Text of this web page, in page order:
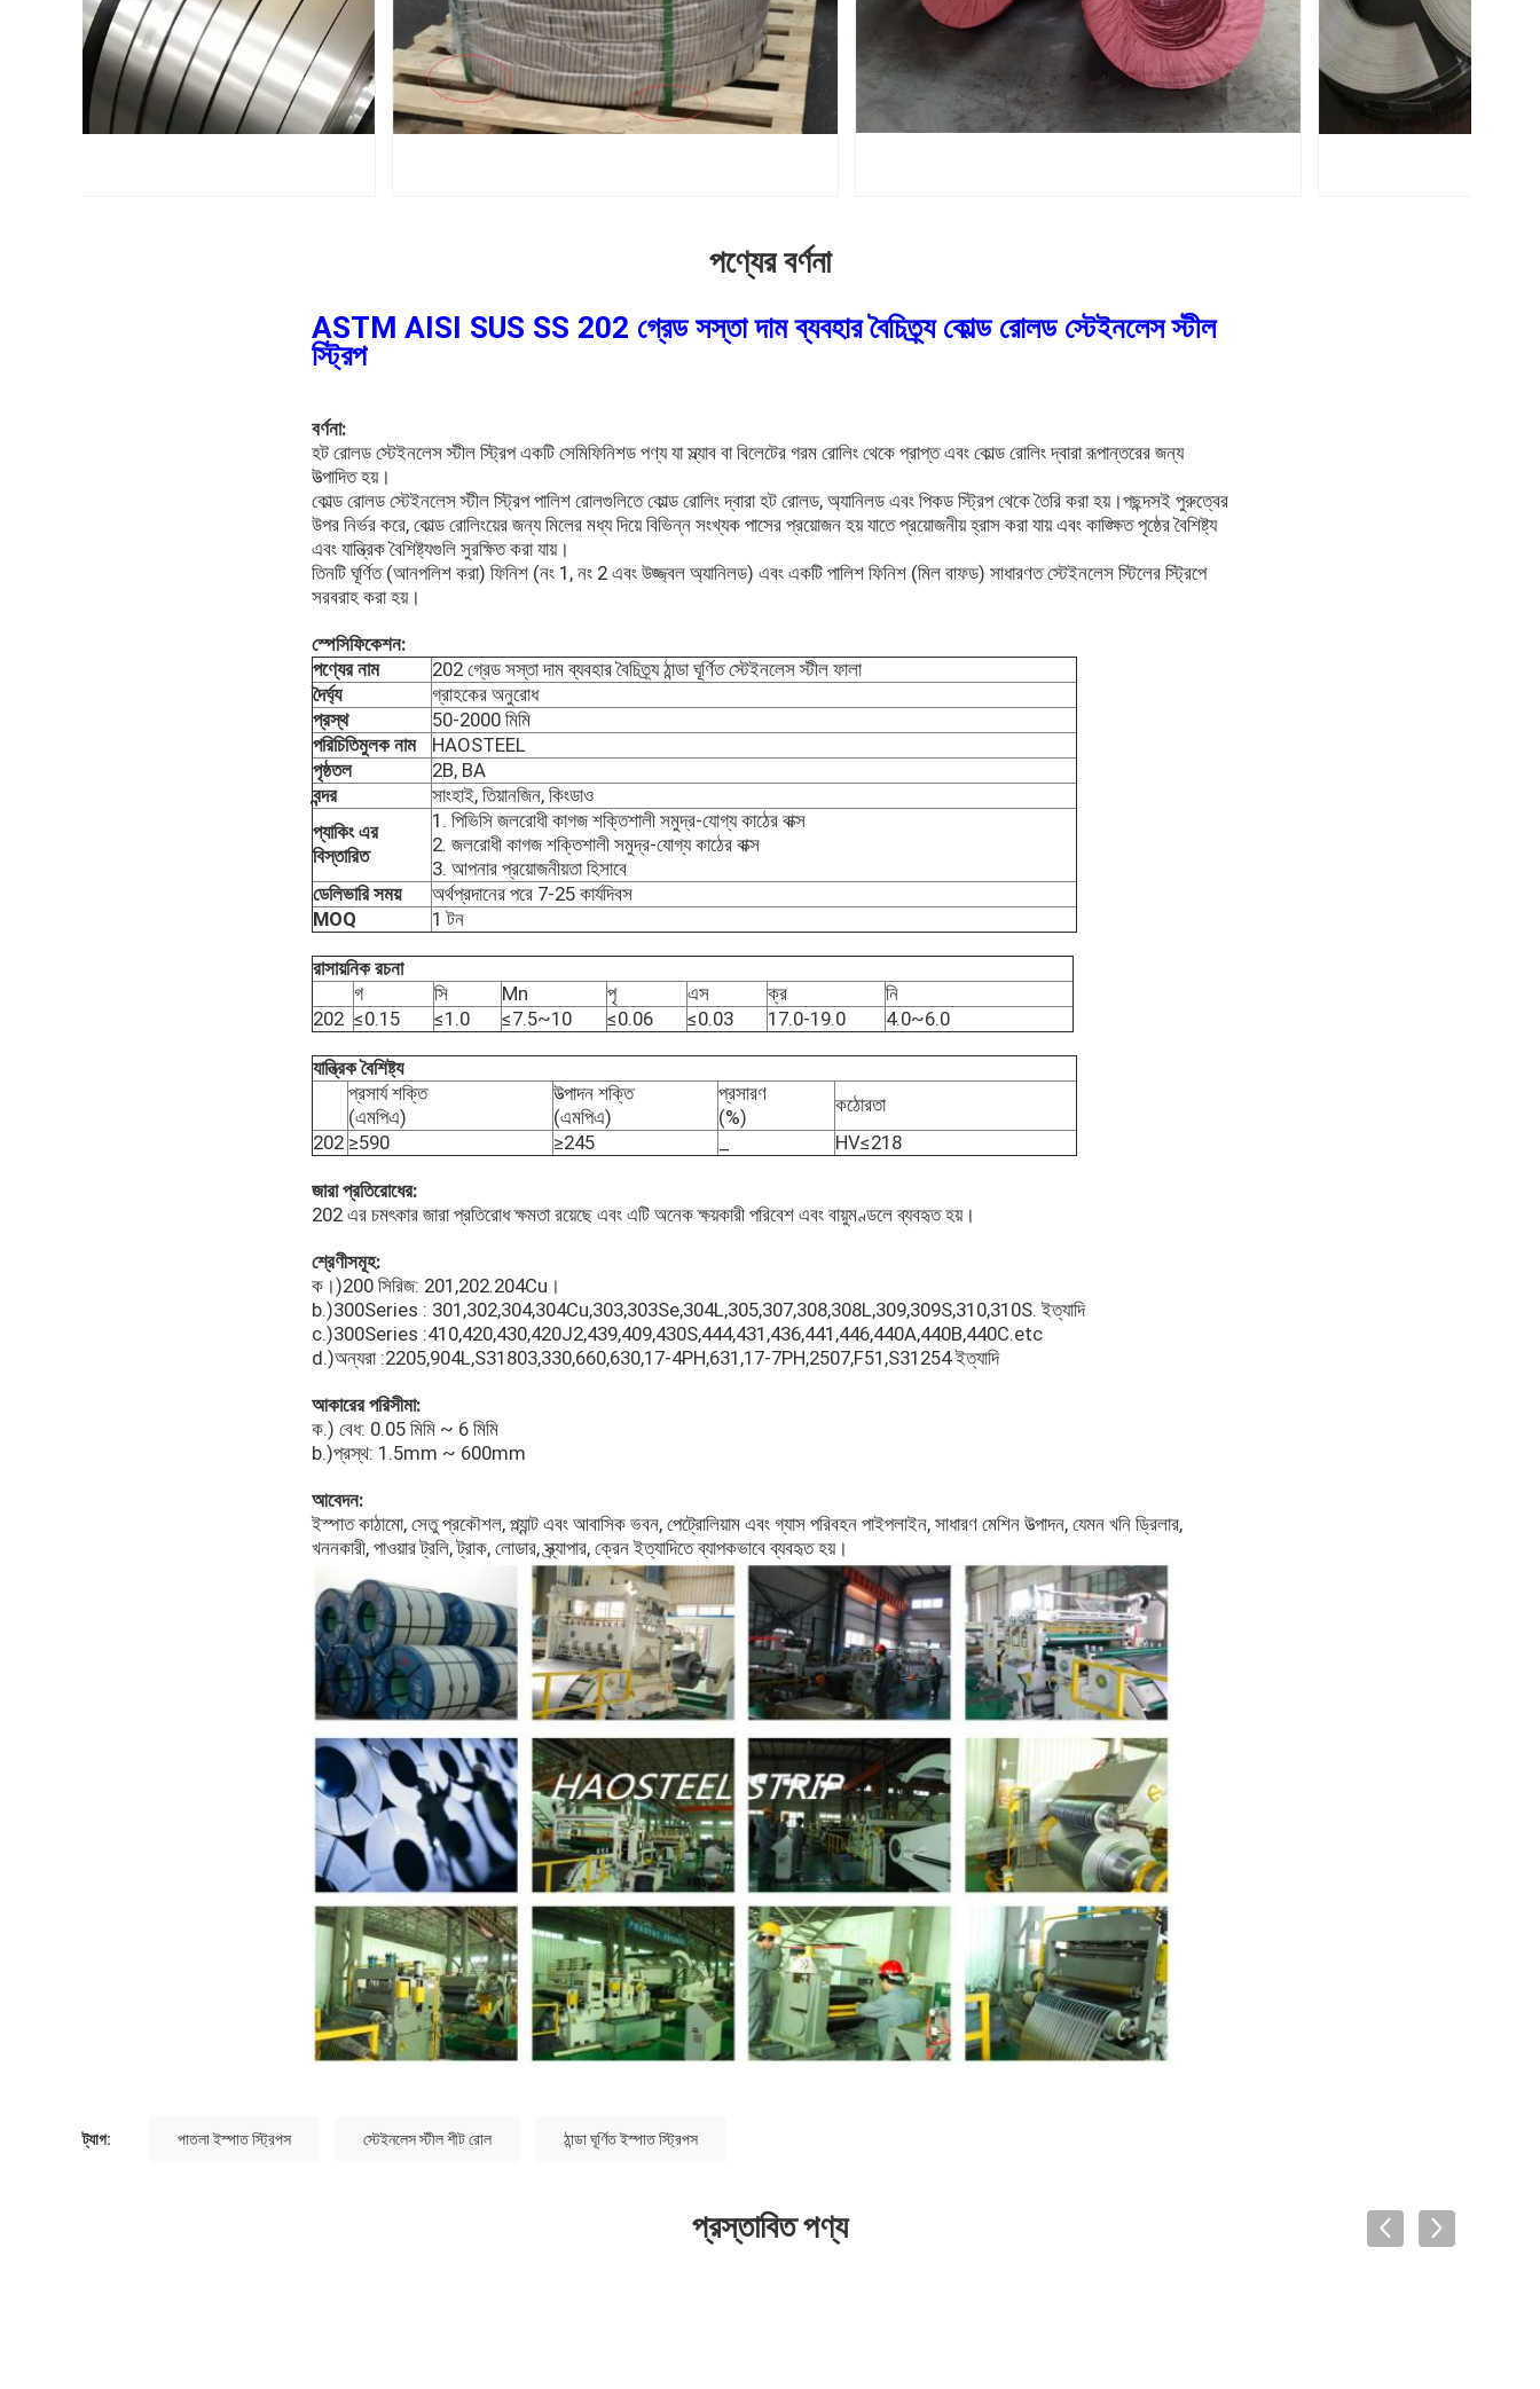
পণ্যের বর্ণনা
ASTM AISI SUS SS 202 গ্রেড সস্তা দাম ব্যবহার বৈচিত্র্য কোল্ড রোলড স্টেইনলেস স্টীল
স্ট্রিপ
বর্ণনা:
হট রোলড স্টেইনলেস স্টীল স্ট্রিপ একটি সেমিফিনিশড পণ্য যা স্ল্যাব বা বিলেটের গরম রোলিং থেকে প্রাপ্ত এবং কোল্ড রোলিং দ্বারা রূপান্তরের জন্য
উত্পাদিত হয়।
কোল্ড রোলড স্টেইনলেস স্টীল স্ট্রিপ পালিশ রোলগুলিতে কোল্ড রোলিং দ্বারা হট রোলড, অ্যানিলড এবং পিকড স্ট্রিপ থেকে তৈরি করা হয়।পছন্দসই পুরুত্বের
উপর নির্ভর করে, কোল্ড রোলিংয়ের জন্য মিলের মধ্য দিয়ে বিভিন্ন সংখ্যক পাসের প্রয়োজন হয় যাতে প্রয়োজনীয় হ্রাস করা যায় এবং কাঙ্ক্ষিত পৃষ্ঠের বৈশিষ্ট্য
এবং যান্ত্রিক বৈশিষ্ট্যগুলি সুরক্ষিত করা যায়।
তিনটি ঘূর্ণিত (আনপলিশ করা) ফিনিশ (নং 1, নং 2 এবং উজ্জ্বল অ্যানিলড) এবং একটি পালিশ ফিনিশ (মিল বাফড) সাধারণত স্টেইনলেস স্টিলের স্ট্রিপে
সরবরাহ করা হয়।
স্পেসিফিকেশন:
পণ্যের নাম
202 গ্রেড সস্তা দাম ব্যবহার বৈচিত্র্য ঠান্ডা ঘূর্ণিত স্টেইনলেস স্টীল ফালা
দৈর্ঘ্য
গ্রাহকের অনুরোধ
প্রস্থ
50-2000 মিমি
পরিচিতিমুলক নাম
HAOSTEEL
পৃষ্ঠতল
2B, BA
বন্দর
সাংহাই, তিয়ানজিন, কিংডাও
প্যাকিং এর
বিস্তারিত
1. পিভিসি জলরোধী কাগজ শক্তিশালী সমুদ্র-যোগ্য কাঠের বাক্স
2. জলরোধী কাগজ শক্তিশালী সমুদ্র-যোগ্য কাঠের বাক্স
3. আপনার প্রয়োজনীয়তা হিসাবে
ডেলিভারি সময়
অর্থপ্রদানের পরে 7-25 কার্যদিবস
MOQ
1 টন
রাসায়নিক রচনা
গ
সি Mn পৃ এস ক্র
নি
202 ≤0.15 ≤1.0 ≤7.5~10 ≤0.06 ≤0.03 17.0-19.0 4.0~6.0
যান্ত্রিক বৈশিষ্ট্য
প্রসার্য শক্তি
(এমপিএ)
উত্পাদন শক্তি
(এমপিএ)
প্রসারণ
(%)
কঠোরতা
202 ≥590 ≥245 HV≤218
জারা প্রতিরোধের:
202 এর চমৎকার জারা প্রতিরোধ ক্ষমতা রয়েছে এবং এটি অনেক ক্ষয়কারী পরিবেশ এবং বায়ুমণ্ডলে ব্যবহৃত হয়।
শ্রেণীসমূহ:
ক।)200 সিরিজ: 201,202.204Cu।
b.)300Series : 301,302,304,304Cu,303,303Se,304L,305,307,308,308L,309,309S,310,310S. ইত্যাদি
c.)300Series :410,420,430,420J2,439,409,430S,444,431,436,441,446,440A,440B,440C.etc
d.)অন্যরা :2205,904L,S31803,330,660,630,17-4PH,631,17-7PH,2507,F51,S31254 ইত্যাদি
আকারের পরিসীমা:
ক.) বেধ: 0.05 মিমি ~ 6 মিমি
b.)প্রস্থ: 1.5mm ~ 600mm
আবেদন:
ইস্পাত কাঠামো, সেতু প্রকৌশল, প্ল্যান্ট এবং আবাসিক ভবন, পেট্রোলিয়াম এবং গ্যাস পরিবহন পাইপলাইন, সাধারণ মেশিন উত্পাদন, যেমন খনি ড্রিলার,
খননকারী, পাওয়ার ট্রলি, ট্রাক, লোডার, স্ক্র্যাপার, ক্রেন ইত্যাদিতে ব্যাপকভাবে ব্যবহৃত হয়।
ট্যাগ: পাতলা ইস্পাত স্ট্রিপস স্টেইনলেস স্টীল শীট রোল ঠান্ডা ঘূর্ণিত ইস্পাত স্ট্রিপস
প্রস্তাবিত পণ্য